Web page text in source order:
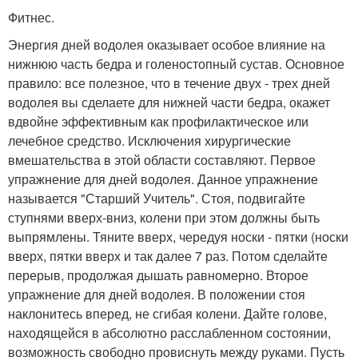
Фитнес.
Энергия дней водолея оказывает особое влияние на
нижнюю часть бедра и голеностопный сустав. Основное
правило: все полезное, что в течение двух - трех дней
водолея вы сделаете для нижней части бедра, окажет
вдвойне эффективным как профилактическое или
лечебное средство. Исключения хирургические
вмешательства в этой области составляют. Первое
упражнение для дней водолея. Данное упражнение
называется "Старший Учитель". Стоя, подвигайте
ступнями вверх-вниз, колени при этом должны быть
выпрямлены. Тяните вверх, чередуя носки - пятки (носки
вверх, пятки вверх и так далее 7 раз. Потом сделайте
перерыв, продолжая дышать равномерно. Второе
упражнение для дней водолея. В положении стоя
наклонитесь вперед, не сгибая колени. Дайте голове,
находящейся в абсолютно расслабленном состоянии,
возможность свободно провиснуть между руками. Пусть